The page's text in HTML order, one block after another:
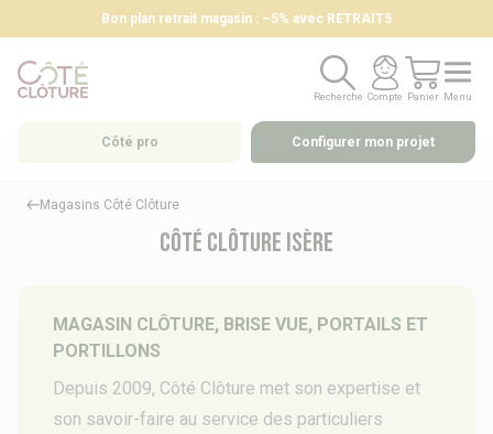
Bon plan retrait magasin : –5% avec RETRAIT5
Recherche
Recherche
Compte
Compte
Panier
Panier
Menu
Menu
Côté pro Configurer mon projet
Magasins Côté Clôture
Côté Clôture Isère
MAGASIN CLÔTURE, BRISE VUE, PORTAILS ET
PORTILLONS
Depuis 2009, Côté Clôture met son expertise et
son savoir-faire au service des particuliers